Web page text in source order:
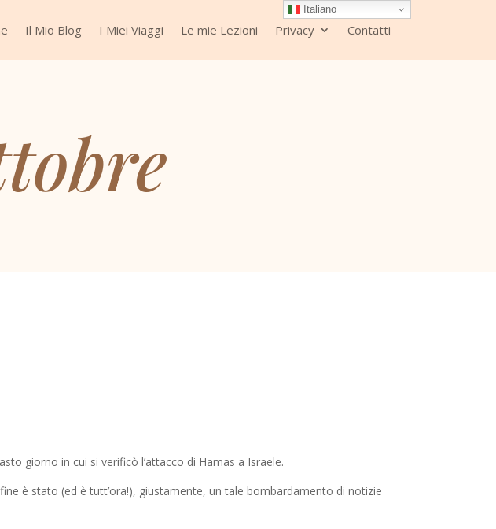
Il Mio Blog I Miei Viaggi Le mie Lezioni Privacy Contatti
giorno in cui si verificò l’attacco di Hamas a Israele.
è stato (ed è tutt’ora!), giustamente, un tale bombardamento di notizie
Italiano